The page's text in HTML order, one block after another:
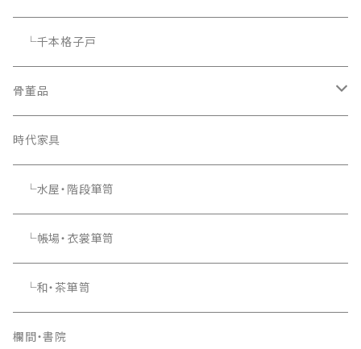
└千本格子戸
骨董品
骨董品
時代家具
└水屋・階段箪笥
└帳場・衣裳箪笥
└和・茶箪笥
欄間・書院